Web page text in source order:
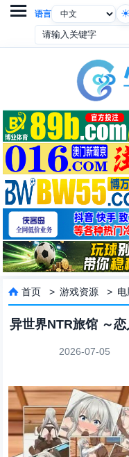
语言

 首页 >游戏资源 >
异世界NTR旅馆 ～
2026-07-05